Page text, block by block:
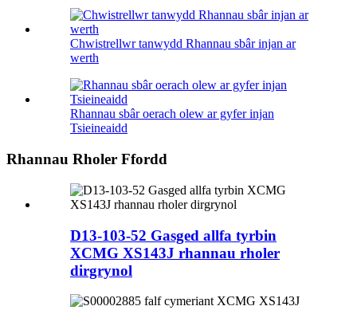
Chwistrellwr tanwydd Rhannau sbâr injan ar
werth
Rhannau sbâr oerach olew ar gyfer injan
Tsieineaidd
Rhannau Rholer Ffordd
D13-103-52 Gasged allfa tyrbin
XCMG XS143J rhannau rholer
dirgrynol